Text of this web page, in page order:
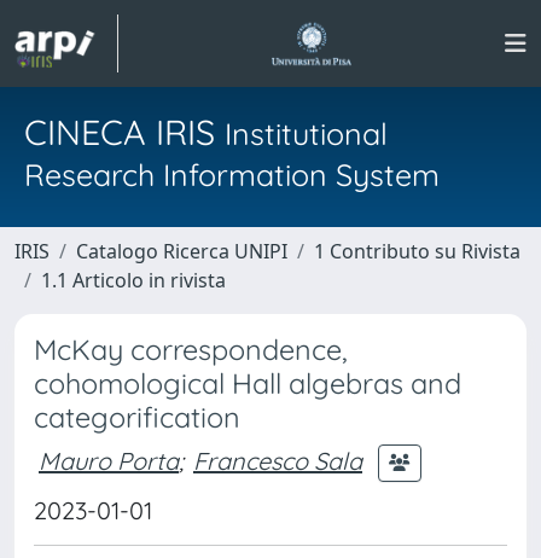
CINECA IRIS Institutional
Research Information System
IRIS Catalogo Ricerca UNIPI
1 Contributo su Rivista
1.1 Articolo in rivista
McKay correspondence,
cohomological Hall algebras and
categorification
Mauro Porta; Francesco Sala
2023-01-01